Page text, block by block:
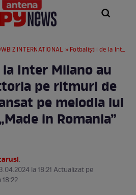
INTERNATIONAL » Fotbaliștii de la Inter Milano au sărbătorit victoria pe ritmuri de manele. Au dansat pe melodia lui Ionuț Cercel, „Made in Romania” / VIDEO
Inter Milano au
pe ritmuri de
pe melodia lui
in Romania”
.
la 18:21 Actualizat pe